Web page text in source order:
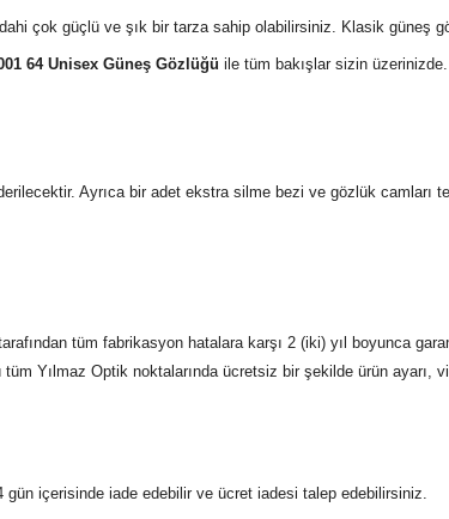
çok güçlü ve şık bir tarza sahip olabilirsiniz. Klasik güneş
64 Unisex Güneş Gözlüğü ile tüm bakışlar sizin üzerinizde.
Ayrıca bir adet ekstra silme bezi ve gözlük
tüm fabrikasyon hatalara karşı 2 (iki) yıl boyunca
Yılmaz Optik noktalarında ücretsiz bir şekilde ürün ayarı,
gün içerisinde iade edebilir ve ücret iadesi talep edebilirsiniz.